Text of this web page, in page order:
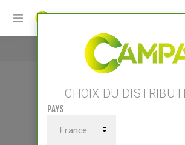
Accueil / Gants de soudage
GANTS DE SOUDAGE
CHOIX DU
PAYS